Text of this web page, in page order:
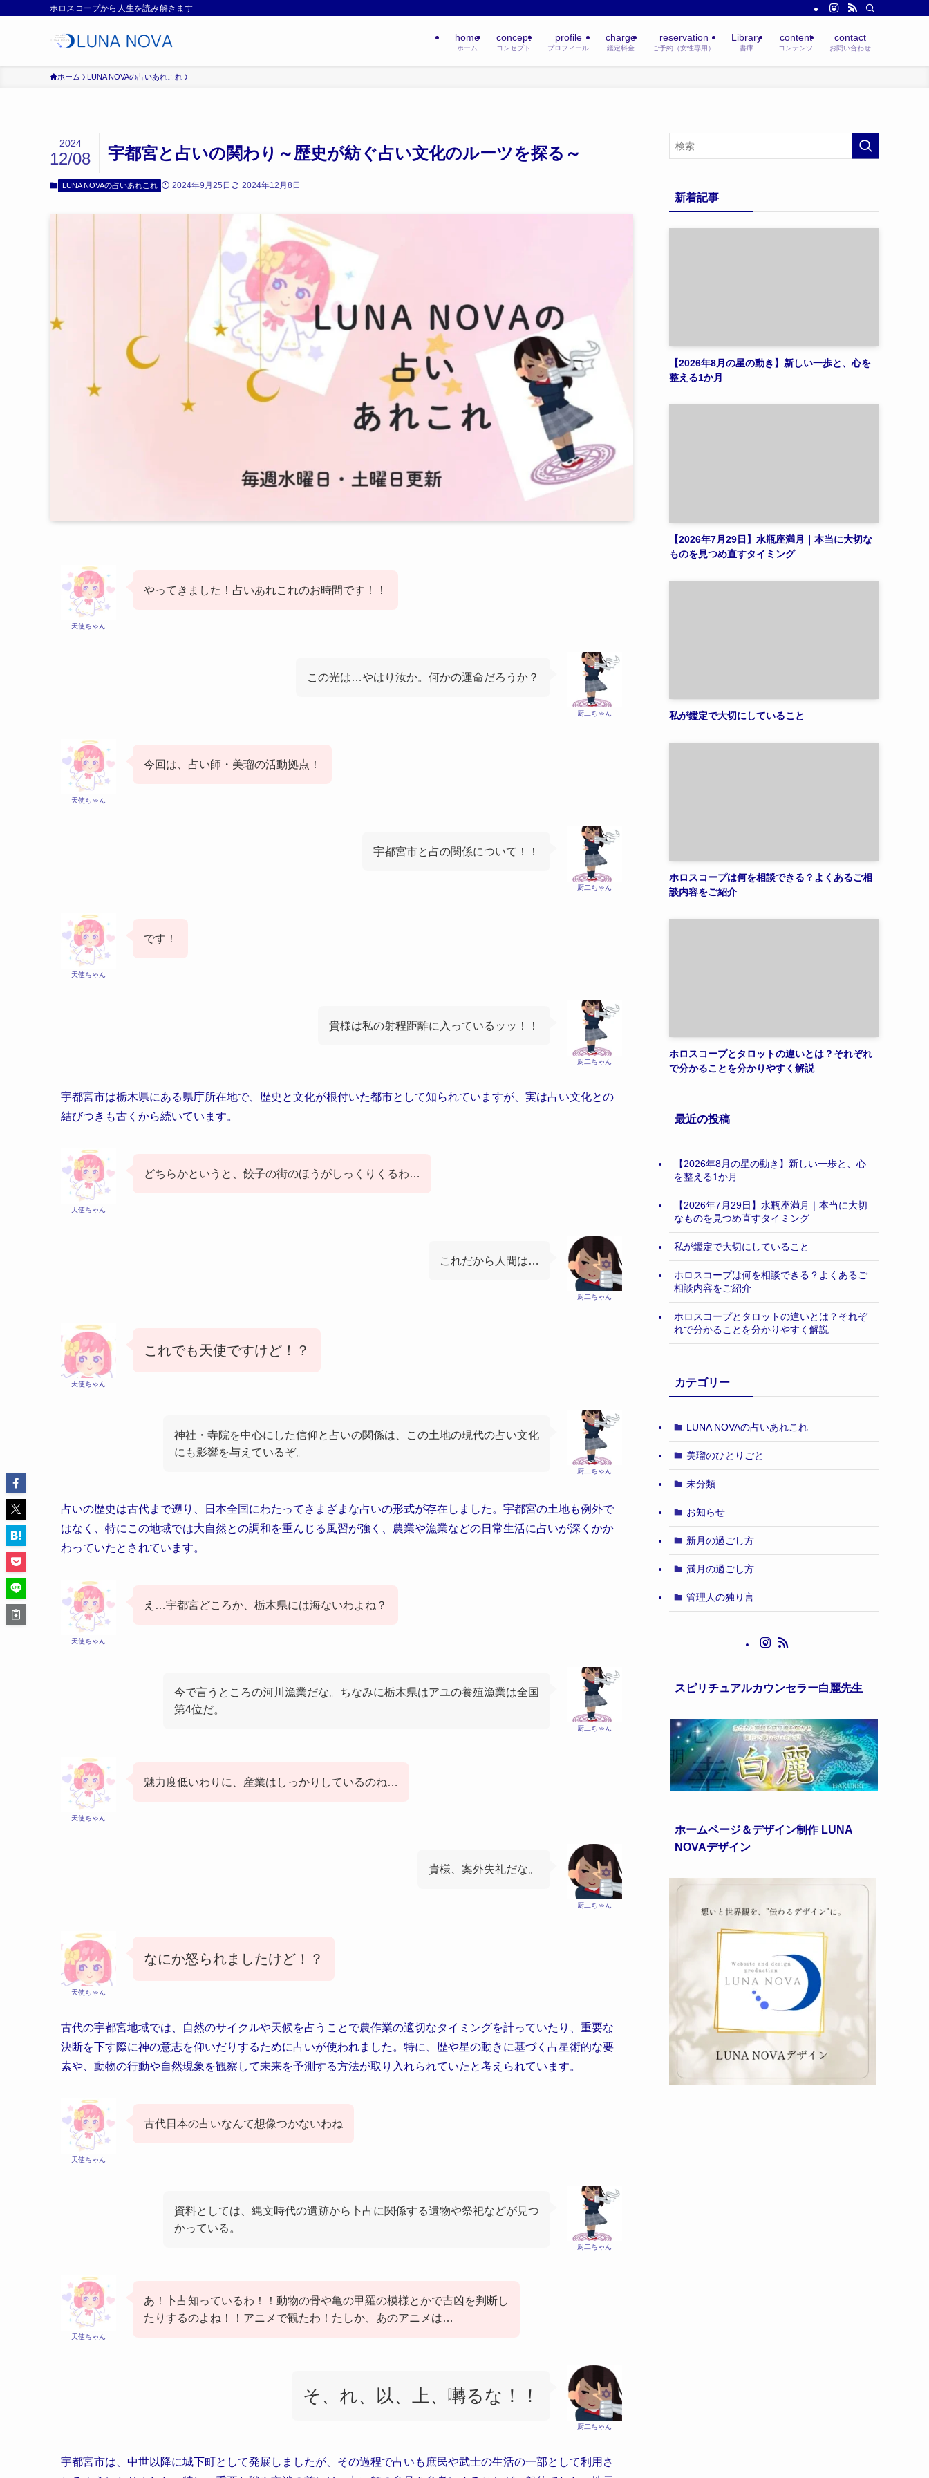
ホロスコープから人生を読み解きます
home
ホーム
concept
コンセプト
profile
プロフィール
charge
鑑定料金
reservation
ご予約（女性専用）
Library
書庫
content
コンテンツ
contact
お問い合わせ
ホーム LUNA NOVAの占いあれこれ
宇都宮と占いの関わり～歴史が紡ぐ占い文化のルーツを探る～
2024
12/08
LUNA NOVAの占いあれこれ 2024年9月25日 2024年12月8日
天使ちゃん
やってきました！占いあれこれのお時間です！！
厨二ちゃん
この光は…やはり汝か。何かの運命だろうか？
天使ちゃん
今回は、占い師・美瑠の活動拠点！
厨二ちゃん
宇都宮市と占の関係について！！
天使ちゃん
です！
厨二ちゃん
貴様は私の射程距離に入っているッッ！！
宇都宮市は栃木県にある県庁所在地で、歴史と文化が根付いた都市として知られていますが、実は占い文化との
結びつきも古くから続いています。
天使ちゃん
どちらかというと、餃子の街のほうがしっくりくるわ…
厨二ちゃん
これだから人間は…
天使ちゃん
これでも天使ですけど！？
厨二ちゃん
神社・寺院を中心にした信仰と占いの関係は、この土地の現代の占い文化
にも影響を与えているぞ。
占いの歴史は古代まで遡り、日本全国にわたってさまざまな占いの形式が存在しました。宇都宮の土地も例外で
はなく、特にこの地域では大自然との調和を重んじる風習が強く、農業や漁業などの日常生活に占いが深くかか
わっていたとされています。
天使ちゃん
え…宇都宮どころか、栃木県には海ないわよね？
厨二ちゃん
今で言うところの河川漁業だな。ちなみに栃木県はアユの養殖漁業は全国
第4位だ。
天使ちゃん
魅力度低いわりに、産業はしっかりしているのね…
厨二ちゃん
貴様、案外失礼だな。
天使ちゃん
なにか怒られましたけど！？
古代の宇都宮地域では、自然のサイクルや天候を占うことで農作業の適切なタイミングを計っていたり、重要な
決断を下す際に神の意志を仰いだりするために占いが使われました。特に、歴や星の動きに基づく占星術的な要
素や、動物の行動や自然現象を観察して未来を予測する方法が取り入れられていたと考えられています。
天使ちゃん
古代日本の占いなんて想像つかないわね
厨二ちゃん
資料としては、縄文時代の遺跡から卜占に関係する遺物や祭祀などが見つ
かっている。
天使ちゃん
あ！卜占知っているわ！！動物の骨や亀の甲羅の模様とかで吉凶を判断し
たりするのよね！！アニメで観たわ！たしか、あのアニメは…
厨二ちゃん
そ、れ、以、上、囀るな！！
宇都宮市は、中世以降に城下町として発展しましたが、その過程で占いも庶民や武士の生活の一部として利用さ
新着記事
【2026年8月の星の動き】新しい一歩と、心を
整える1か月
【2026年7月29日】水瓶座満月｜本当に大切な
ものを見つめ直すタイミング
私が鑑定で大切にしていること
ホロスコープは何を相談できる？よくあるご相
談内容をご紹介
ホロスコープとタロットの違いとは？それぞれ
で分かることを分かりやすく解説
最近の投稿
【2026年8月の星の動き】新しい一歩と、心
を整える1か月
【2026年7月29日】水瓶座満月｜本当に大切
なものを見つめ直すタイミング
私が鑑定で大切にしていること
ホロスコープは何を相談できる？よくあるご
相談内容をご紹介
ホロスコープとタロットの違いとは？それぞ
れで分かることを分かりやすく解説
カテゴリー
LUNA NOVAの占いあれこれ
美瑠のひとりごと
未分類
お知らせ
新月の過ごし方
満月の過ごし方
管理人の独り言
スピリチュアルカウンセラー白麗先生
ホームページ＆デザイン制作 LUNA
NOVAデザイン